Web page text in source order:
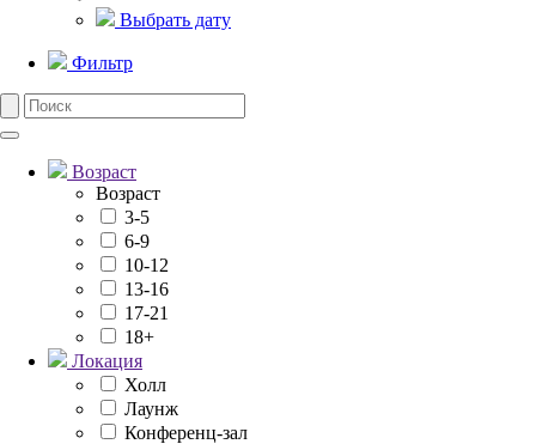
Выбрать дату
Фильтр
Возраст
Возраст
3-5
6-9
10-12
13-16
17-21
18+
Локация
Холл
Лаунж
Конференц-зал